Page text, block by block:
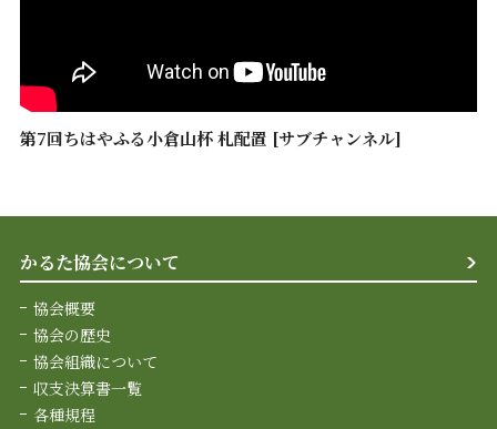
第7回ちはやふる小倉山杯 札配置 [サブチャンネル]
かるた協会について
協会概要
協会の歴史
協会組織について
収支決算書一覧
各種規程